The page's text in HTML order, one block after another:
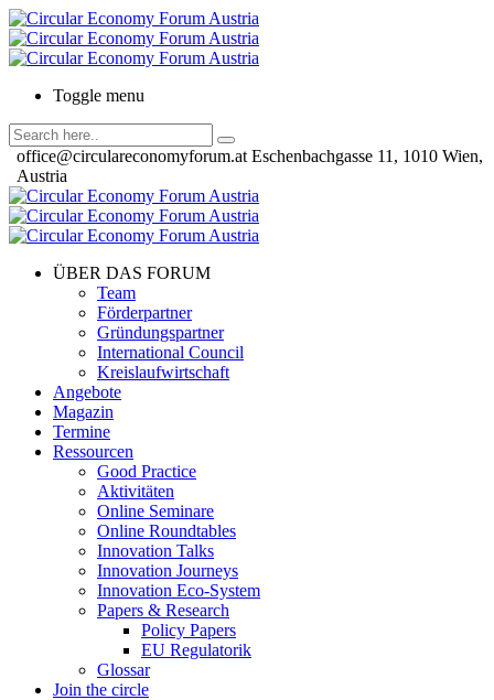
Toggle menu
office@circulareconomyforum.at Eschenbachgasse 11, 1010 Wien,
Austria
ÜBER DAS FORUM
Team
Förderpartner
Gründungspartner
International Council
Kreislaufwirtschaft
Angebote
Magazin
Termine
Ressourcen
Good Practice
Aktivitäten
Online Seminare
Online Roundtables
Innovation Talks
Innovation Journeys
Innovation Eco-System
Papers & Research
Policy Papers
EU Regulatorik
Glossar
Join the circle